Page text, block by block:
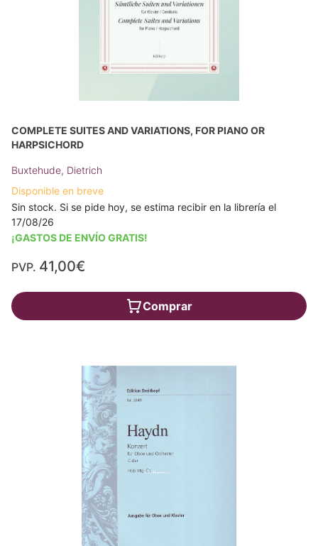
COMPLETE SUITES AND VARIATIONS, FOR PIANO OR
HARPSICHORD
Buxtehude, Dietrich
Disponible en breve
Sin stock. Si se pide hoy, se estima recibir en la librería el
17/08/26
¡GASTOS DE ENVÍO GRATIS!
PVP. 41,00€
Comprar